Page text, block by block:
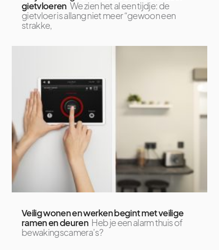
gietvloeren We zien het al een tijdje: de
gietvloer is allang niet meer “gewoon een
strakke,
Veilig wonen en werken begint met veilige
ramen en deuren Heb je een alarm thuis of
bewakingscamera’s?